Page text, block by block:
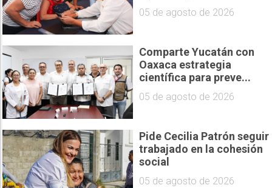
05 de agosto de 2026
Comparte Yucatán con
Oaxaca estrategia
científica para preve...
05 de agosto de 2026
Pide Cecilia Patrón seguir
trabajado en la cohesión
social
05 de agosto de 2026